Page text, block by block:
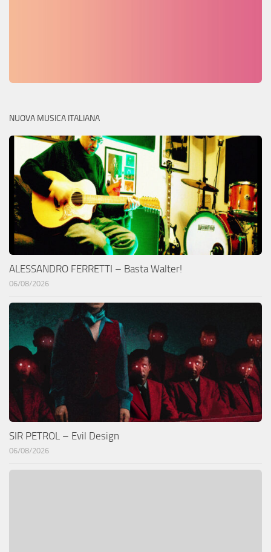
NUOVA MUSICA ITALIANA
ALESSANDRO FERRETTI – Basta Walter!
06/08/2026
SIR PETROL – Evil Design
06/08/2026